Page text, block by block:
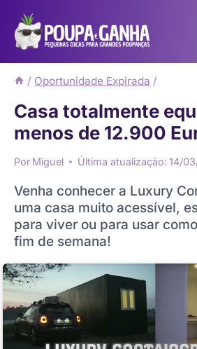
para
Conteúdo
/ Oportunidade Expirada /
Casa totalmente
menos de 12.900
Por Miguel Última atualização: 14/
Venha conhecer a Luxury
uma casa muito acessível,
para viver ou para usar
fim de semana!